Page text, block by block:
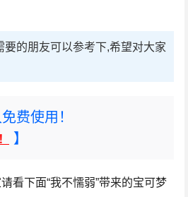
的朋友可以参考下,希望对大家
费使用！
】
看下面“我不懦弱”带来的宝可梦